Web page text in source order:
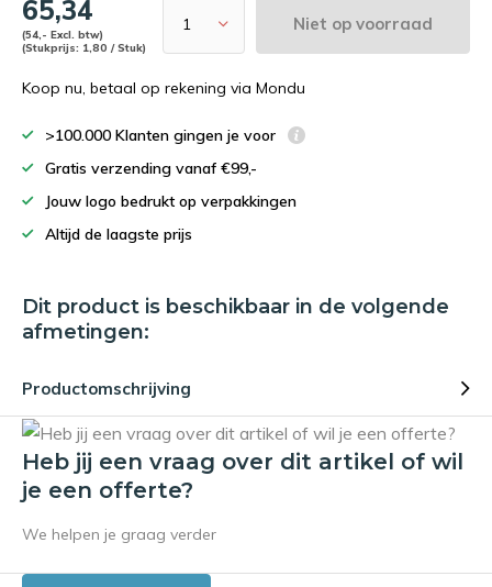
65,34
(54,- Excl. btw)
(Stukprijs: 1,80 / Stuk)
Niet op voorraad
Koop nu, betaal op rekening via Mondu
>100.000 Klanten gingen je voor
Gratis verzending vanaf €99,-
Jouw logo bedrukt op verpakkingen
Altijd de laagste prijs
Dit product is beschikbaar in de volgende
afmetingen:
Productomschrijving
Heb jij een vraag over dit artikel of wil
je een offerte?
We helpen je graag verder